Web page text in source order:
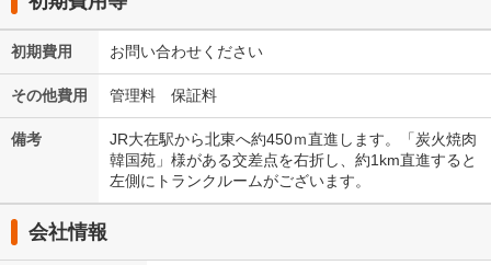
初期費用 お問い合わせください
その他費用 管理料 保証料
備考
JR大在駅から北東へ約450ｍ直進します。「炭火焼肉
韓国苑」様がある交差点を右折し、約1km直進すると
左側にトランクルームがございます。
会社情報